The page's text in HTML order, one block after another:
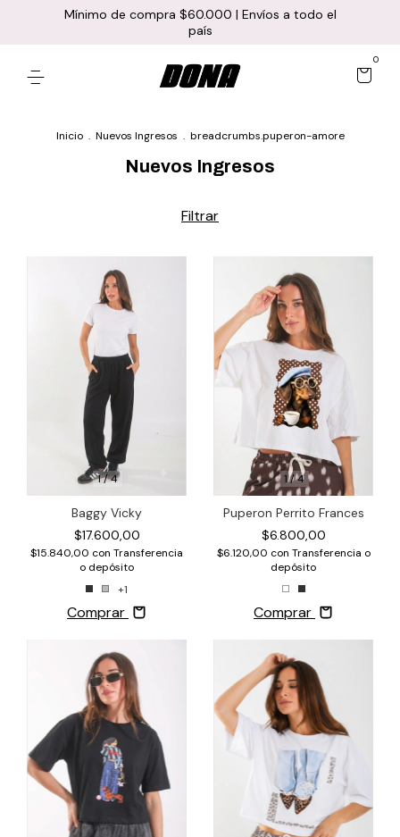
Mínimo de compra $60.000 | Envíos a todo el
país
0
Inicio . Nuevos Ingresos . breadcrumbs.puperon-amore
Nuevos Ingresos
Filtrar
1/4
Baggy Vicky
$17.600,00
$15.840,00 con Transferencia
o depósito
+1
Comprar
1/4
Puperon Perrito Frances
$6.800,00
$6.120,00 con Transferencia o
depósito
Comprar